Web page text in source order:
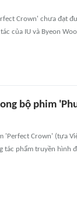
Crown' chưa đạt
của IU và Byeon
bộ phim
'Perfect Crown' (tựa
phẩm truyền hình